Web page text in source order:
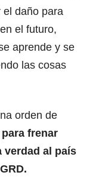
daño para
el futuro,
aprende y se
las cosas
orden de
para frenar
verdad al país